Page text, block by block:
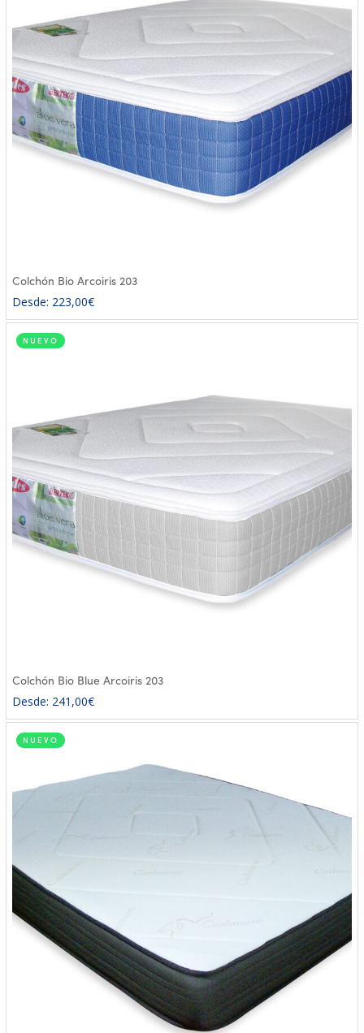
Colchón Bio Arcoiris 203
Desde: 223,00€
NUEVO
Colchón Bio Blue Arcoiris 203
Desde: 241,00€
NUEVO